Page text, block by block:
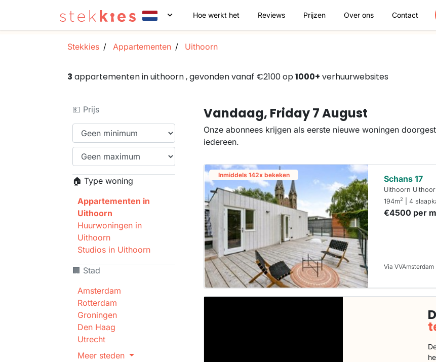
Hoe werkt het Reviews Prijzen Over ons Contact
Stekkies Appartementen Uithoorn
3 appartementen in uithoorn , gevonden vanaf €2100 op1000+ verhuurwebsites
💵 Prijs
🏠 Type woning
Appartementen in
Uithoorn
Huurwoningen in
Uithoorn
Studios in Uithoorn
🏢 Stad
Amsterdam
Rotterdam
Groningen
Den Haag
Utrecht
Meer steden
Vandaag, Friday 7 August
Onze abonnees krijgen als eerste nieuwe woningen
iedereen.
Inmiddels 142x bekeken Schans 17
Uithoorn
194m2 | 4
€4500 per
Via VVAmsterdam